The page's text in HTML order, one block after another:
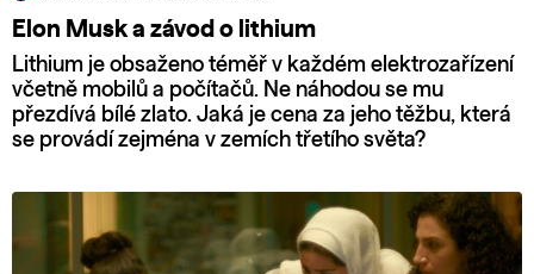
Elon Musk a závod o lithium
Lithium je obsaženo téměř v každém elektrozařízení
včetně mobilů a počítačů. Ne náhodou se mu
přezdívá bílé zlato. Jaká je cena za jeho těžbu, která
se provádí zejména v zemích třetího světa?